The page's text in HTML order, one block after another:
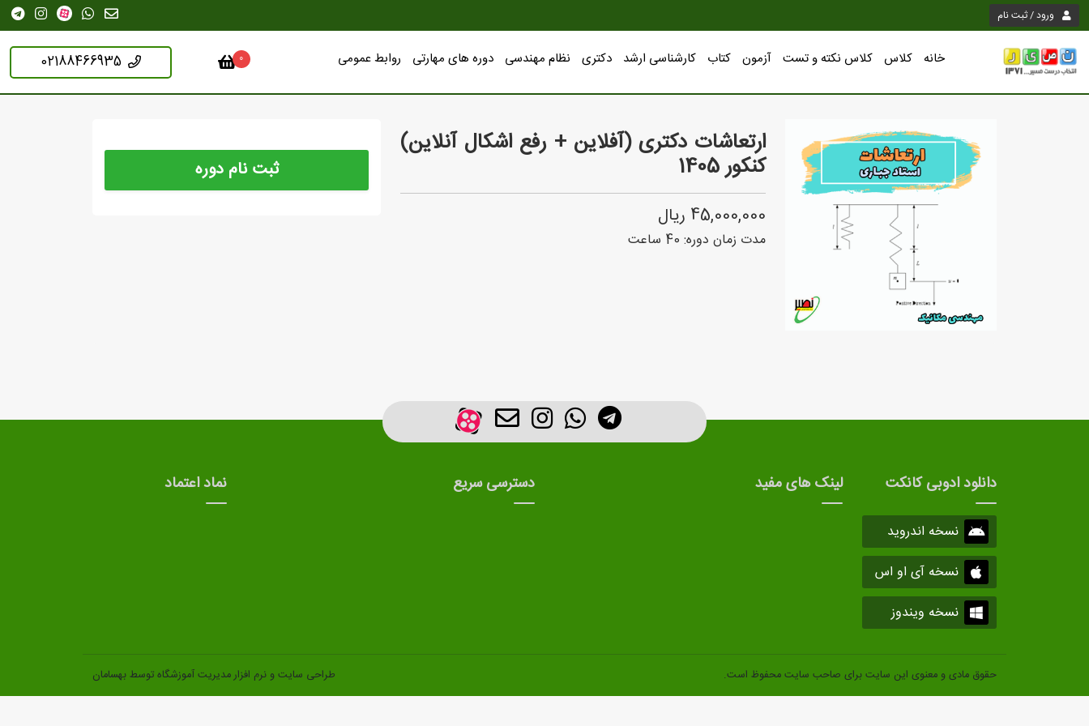
ورود / ثبت نام
خانه کلاس کلاس نکته و تست آزمون کتاب کارشناسی ارشد دکتری نظام مهندسی دوره های مهارتی روابط عمومی 0
02188466935
ارتعاشات دکتری (آفلاین + رفع اشکال آنلاین)
کنکور 1405
45,000,000 ریال
مدت زمان دوره: 40 ساعت
ثبت نام دوره
دانلود ادوبی کانکت
نسخه اندروید
نسخه آی او اس
نسخه ویندوز
لینک های مفید دسترسی سریع نماد اعتماد
حقوق مادی و معنوی این سایت برای صاحب سایت محفوظ است. طراحی سایتونرم افزار مدیریت آموزشگاهتوسط بهسامان